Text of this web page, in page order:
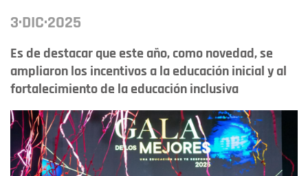
3·DIC·2025
Es de destacar que este año, como novedad, se
ampliaron los incentivos a la educación inicial y al
fortalecimiento de la educación inclusiva